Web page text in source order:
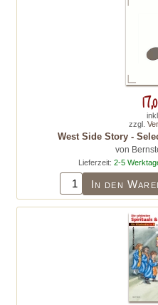
West Side Story -
von
Lieferzeit: 2-5
In den
zzgl.